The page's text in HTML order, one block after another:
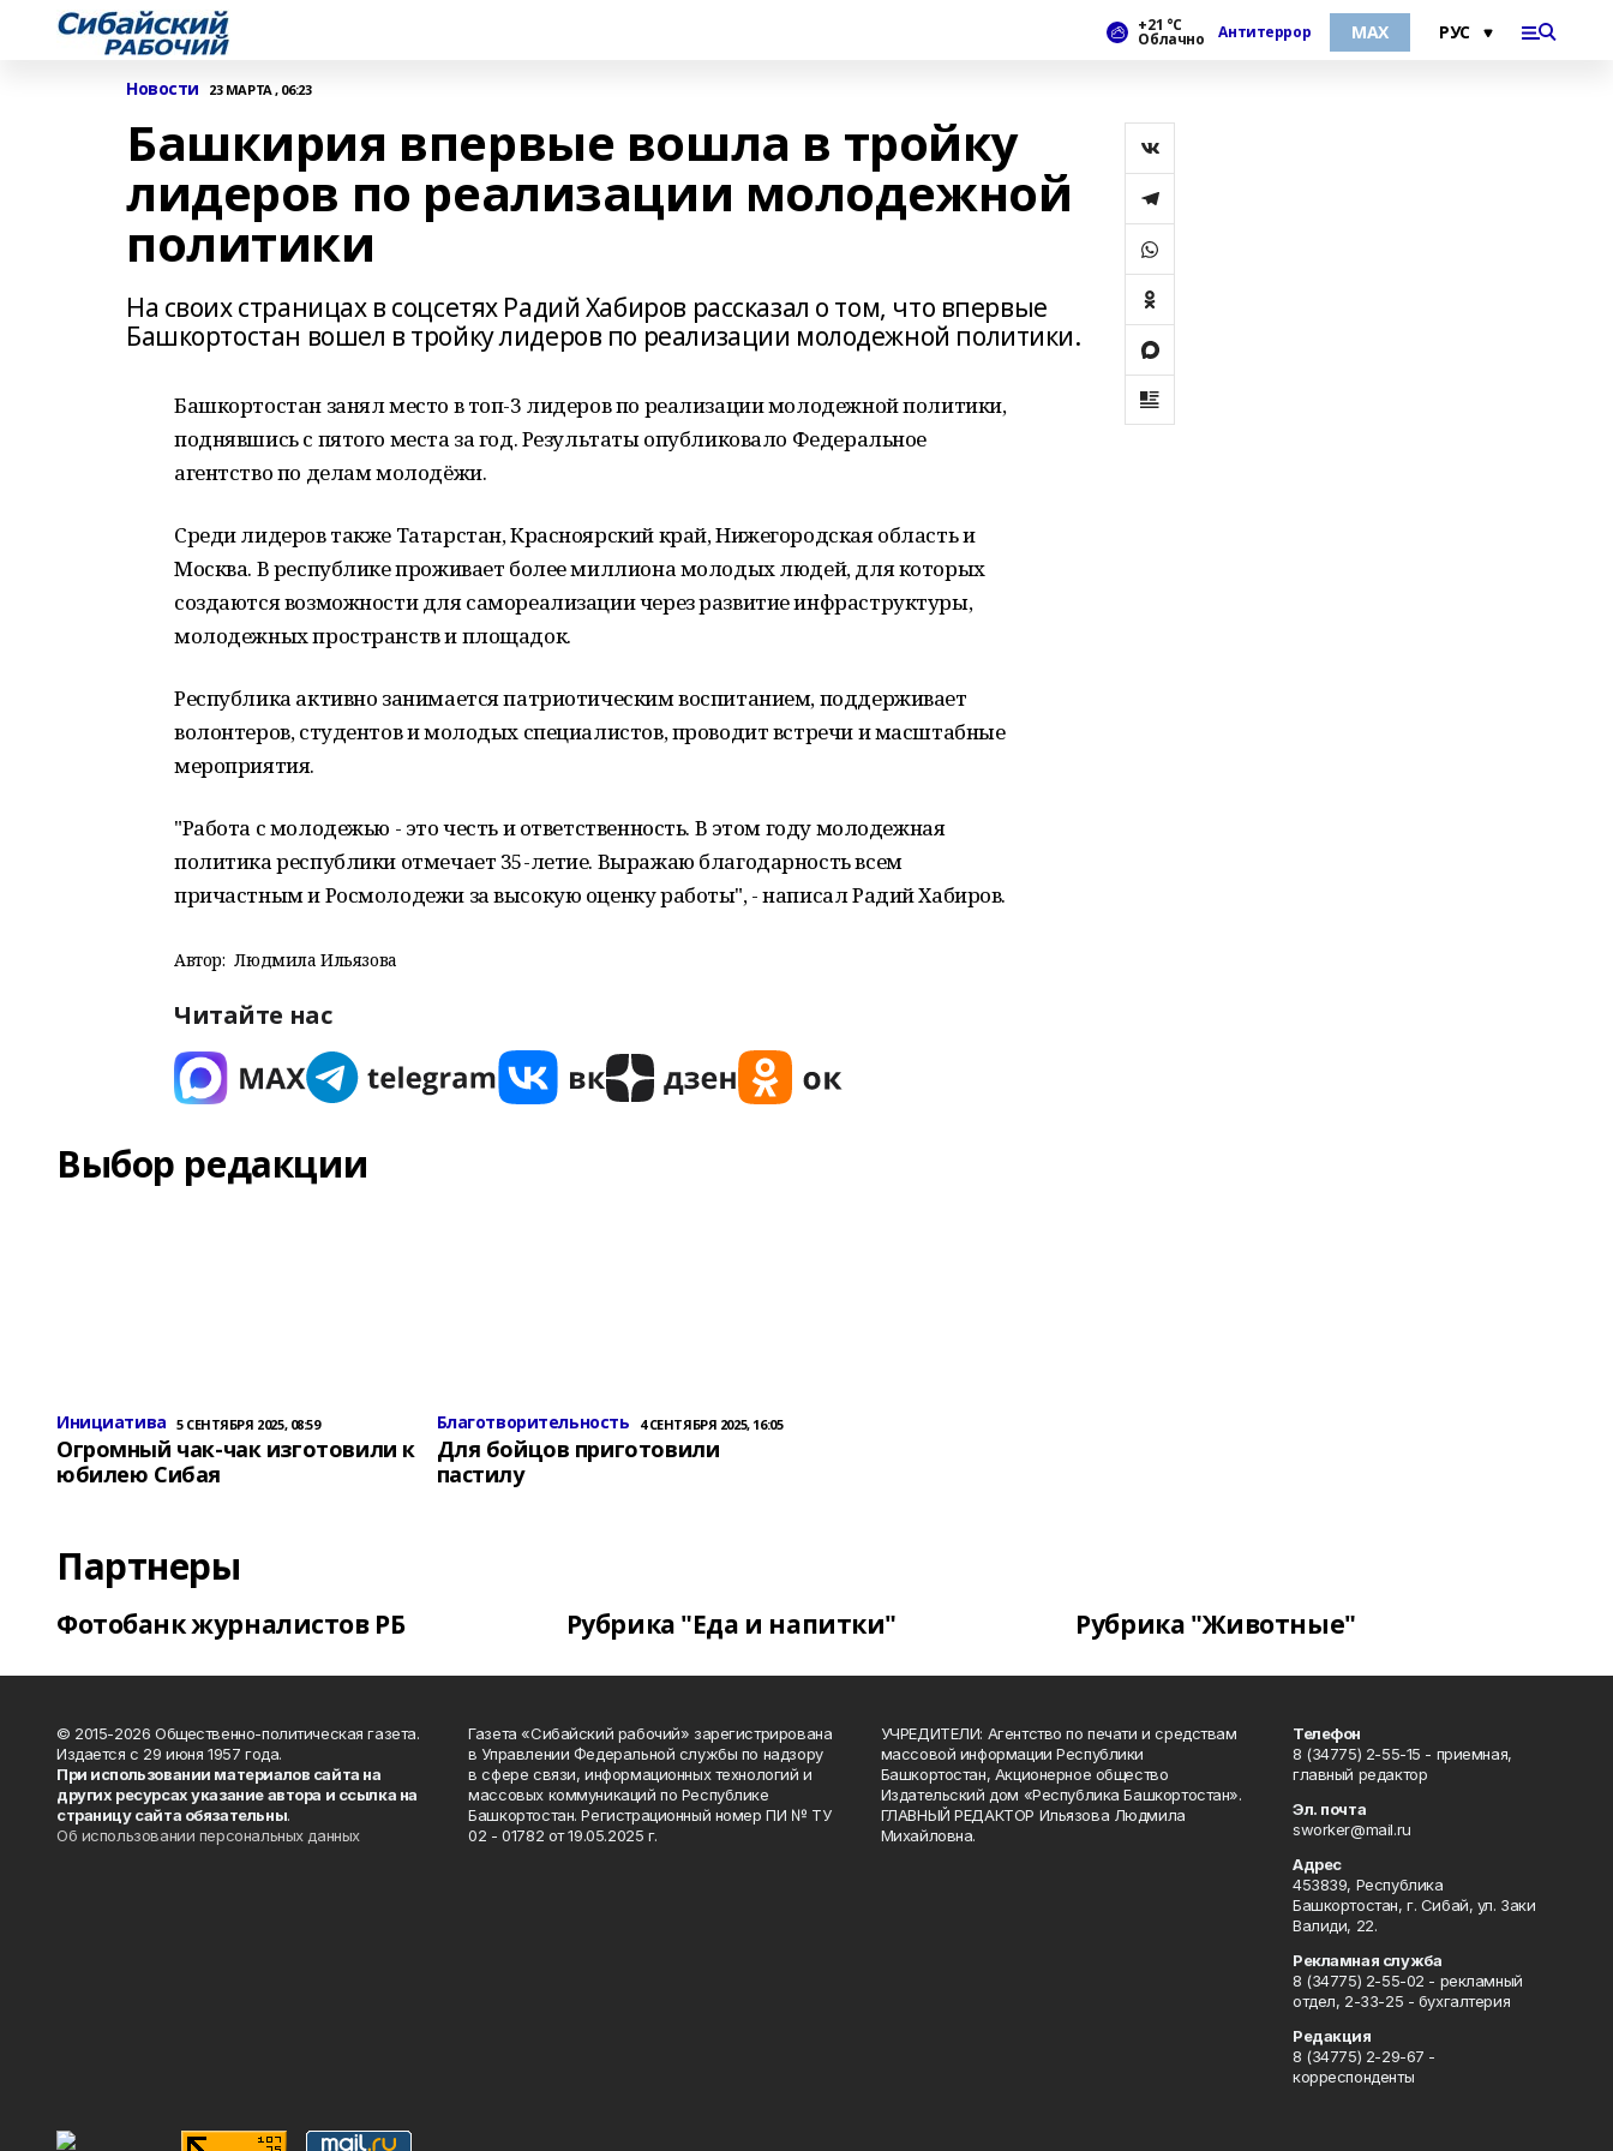
+21 °С
Облачно Антитеррор МАХ
Новости 23 МАРТА , 06:23
Башкирия впервые вошла в тройку
лидеров по реализации молодежной
политики
На своих страницах в соцсетях Радий Хабиров рассказал о том, что впервые
Башкортостан вошел в тройку лидеров по реализации молодежной политики.
Башкортостан занял место в топ-3 лидеров по реализации молодежной политики,
поднявшись с пятого места за год. Результаты опубликовало Федеральное
агентство по делам молодёжи.
Среди лидеров также Татарстан, Красноярский край, Нижегородская область и
Москва. В республике проживает более миллиона молодых людей, для которых
создаются возможности для самореализации через развитие инфраструктуры,
молодежных пространств и площадок.
Республика активно занимается патриотическим воспитанием, поддерживает
волонтеров, студентов и молодых специалистов, проводит встречи и масштабные
мероприятия.
"Работа с молодежью - это честь и ответственность. В этом году молодежная
политика республики отмечает 35-летие. Выражаю благодарность всем
причастным и Росмолодежи за высокую оценку работы", - написал Радий Хабиров.
Автор: Людмила Ильязова
Читайте нас
Выбор редакции
Инициатива 5 СЕНТЯБРЯ 2025, 08:59
Огромный чак-чак изготовили к
юбилею Сибая
Благотворительность 4 СЕНТЯБРЯ 2025, 16:05
Для бойцов приготовили
пастилу
Партнеры
Фотобанк журналистов РБ Рубрика "Еда и напитки" Рубрика "Животные"
© 2015-2026 Общественно-политическая газета.
Издается с 29 июня 1957 года.
При использовании материалов сайта на
других ресурсах указание автора и ссылка на
страницу сайта обязательны.
Об использовании персональных данных
Газета «Сибайский рабочий» зарегистрирована
в Управлении Федеральной службы по надзору
в сфере связи, информационных технологий и
массовых коммуникаций по Республике
Башкортостан. Регистрационный номер ПИ № ТУ
02 - 01782 от 19.05.2025 г.
УЧРЕДИТЕЛИ: Агентство по печати и средствам
массовой информации Республики
Башкортостан, Акционерное общество
Издательский дом «Республика Башкортостан».
ГЛАВНЫЙ РЕДАКТОР Ильязова Людмила
Михайловна.
Телефон
8 (34775) 2-55-15 - приемная,
главный редактор
Эл. почта
sworker@mail.ru
Адрес
453839, Республика
Башкортостан, г. Сибай, ул. Заки
Валиди, 22.
Рекламная служба
8 (34775) 2-55-02 - рекламный
отдел, 2-33-25 - бухгалтерия
Редакция
8 (34775) 2-29-67 -
корреспонденты